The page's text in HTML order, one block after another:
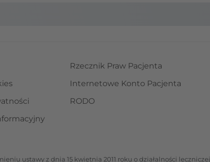
Rzecznik Praw Pacjenta
Internetowe Konto Pacjenta
RODO
ustawy z dnia 15 kwietnia 2011 roku o działalności leczniczej,